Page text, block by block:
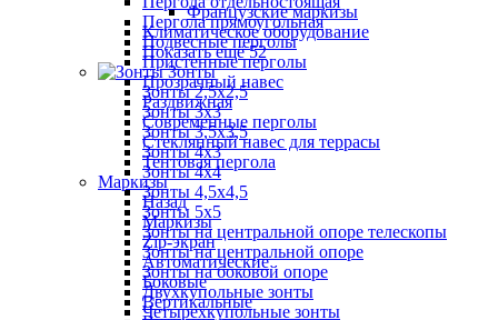
Французские маркизы
Климатическое оборудование
Показать ещё 52
Зонты
Зонты 2,5х2,5
Зонты 3х3
Зонты 3,5х3,5
Зонты 4х3
Зонты 4х4
Зонты 4,5х4,5
Зонты 5х5
Зонты на центральной опоре телескопы
Зонты на центральной опоре
Зонты на боковой опоре
Двухкупольные зонты
Четырехкупольные зонты
Пергола прямоугольная
Подвесные перголы
Пристенные перголы
Прозрачный навес
Раздвижная
Современные перголы
Стеклянный навес для террасы
Тентовая пергола
Маркизы
Назад
Маркизы
Zip-экран
Автоматические
Боковые
Вертикальные